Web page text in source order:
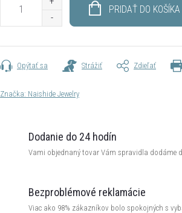
PRIDAŤ DO KOŠÍKA
Opýtať sa Strážiť Zdieľať
Značka: Naishide Jewelry
Dodanie do 24 hodín
Vami objednaný tovar Vám spravidla dodáme
Bezproblémové reklamácie
Viac ako 98% zákazníkov bolo spokojných s